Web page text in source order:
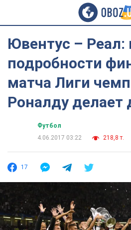
Ювентус – Реал:
подробности
матча Лиги
Роналду делает
Футбол
4.06.2017 03:22
218,8 т.
17